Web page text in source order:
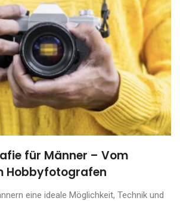
für Männer – Vom
Hobbyfotografen
eine ideale Möglichkeit, Technik und